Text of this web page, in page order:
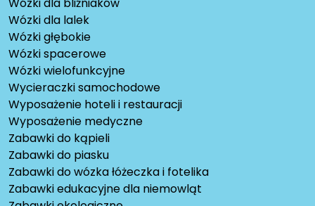
Wózki dla bliźniaków
Wózki dla lalek
Wózki głębokie
Wózki spacerowe
Wózki wielofunkcyjne
Wycieraczki samochodowe
Wyposażenie hoteli i restauracji
Wyposażenie medyczne
Zabawki do kąpieli
Zabawki do piasku
Zabawki do wózka łóżeczka i fotelika
Zabawki edukacyjne dla niemowląt